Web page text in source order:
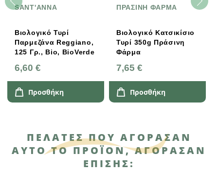
SANT'ANNA
Βιολογικό Τυρί
Παρμεζάνα Reggiano,
125 Γρ., Bio, BioVerde
6,60 €
Προσθήκη
ΠΡΑΣΙΝΗ ΦΑΡΜΑ
Βιολογικό Kατσικίσιο
Τυρί 350g Πράσινη
Φάρμα
7,65 €
Προσθήκη
ΠΕΛΆΤΕΣ ΠΟΥ ΑΓΌΡΑΣΑΝ
ΑΥΤΌ ΤΟ ΠΡΟΪΌΝ, ΑΓΌΡΑΣΑΝ
ΕΠΊΣΗΣ: